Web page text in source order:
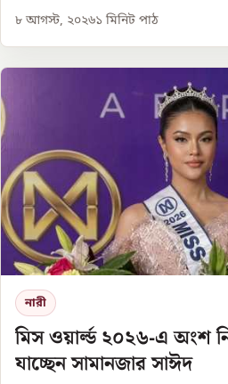
৮ আগস্ট, ২০২৬১ মিনিট পাঠ
নারী
মিস ওয়ার্ল্ড ২০২৬-এ অংশ
যাচ্ছেন সামানজার সাঈদ